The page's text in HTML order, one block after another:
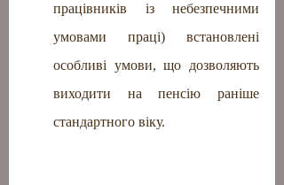
працівників із небезпечними
умовами праці) встановлені
особливі умови, що дозволяють
виходити на пенсію раніше
стандартного віку.